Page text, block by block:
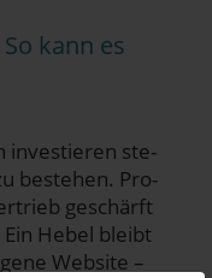
kann es
inves­tie­ren ste­
bestehen. Pro­
geschärft
Hebel bleibt
Web­site –